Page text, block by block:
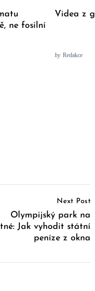
ne fosilní
Videa z
by Redakce
Next Post
Olympijský park na
Jak vyhodit státní
peníze z okna